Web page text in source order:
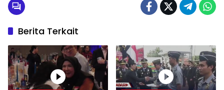
Berita Terkait